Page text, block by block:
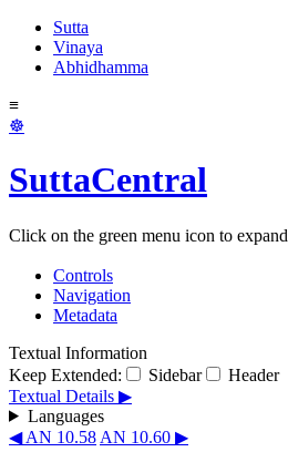
Sutta
Vinaya
Abhidhamma
≡
☸
SuttaCentral
Click on the green menu icon to
Controls
Navigation
Metadata
Textual Information
Keep Extended:
Sidebar
Header
Textual Details ▶
Languages
◀ AN 10.58 AN 10.60 ▶